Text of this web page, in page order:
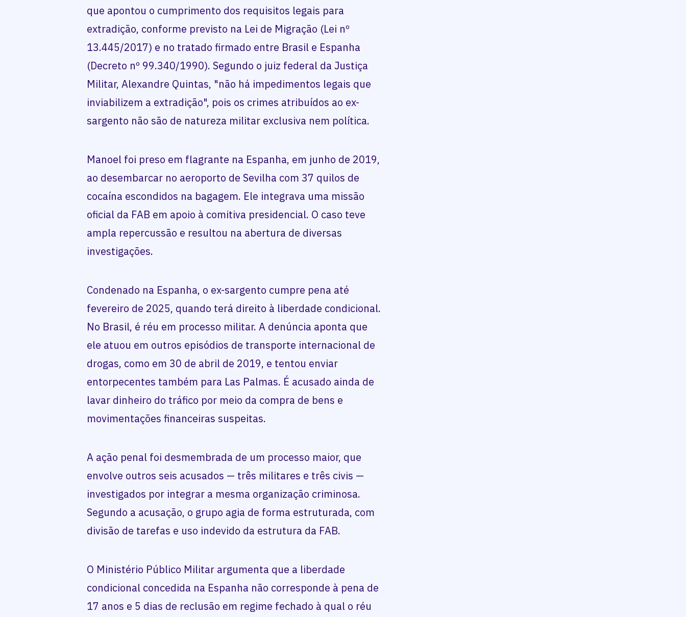
que apontou o cumprimento dos requisitos legais para
extradição, conforme previsto na Lei de Migração (Lei nº
13.445/2017) e no tratado firmado entre Brasil e Espanha
(Decreto nº 99.340/1990). Segundo o juiz federal da Justiça
Militar, Alexandre Quintas, "não há impedimentos legais que
inviabilizem a extradição", pois os crimes atribuídos ao ex-
sargento não são de natureza militar exclusiva nem política.
Manoel foi preso em flagrante na Espanha, em junho de 2019,
ao desembarcar no aeroporto de Sevilha com 37 quilos de
cocaína escondidos na bagagem. Ele integrava uma missão
oficial da FAB em apoio à comitiva presidencial. O caso teve
ampla repercussão e resultou na abertura de diversas
investigações.
Condenado na Espanha, o ex-sargento cumpre pena até
fevereiro de 2025, quando terá direito à liberdade condicional.
No Brasil, é réu em processo militar. A denúncia aponta que
ele atuou em outros episódios de transporte internacional de
drogas, como em 30 de abril de 2019, e tentou enviar
entorpecentes também para Las Palmas. É acusado ainda de
lavar dinheiro do tráfico por meio da compra de bens e
movimentações financeiras suspeitas.
A ação penal foi desmembrada de um processo maior, que
envolve outros seis acusados — três militares e três civis —
investigados por integrar a mesma organização criminosa.
Segundo a acusação, o grupo agia de forma estruturada, com
divisão de tarefas e uso indevido da estrutura da FAB.
O Ministério Público Militar argumenta que a liberdade
condicional concedida na Espanha não corresponde à pena de
17 anos e 5 dias de reclusão em regime fechado à qual o réu